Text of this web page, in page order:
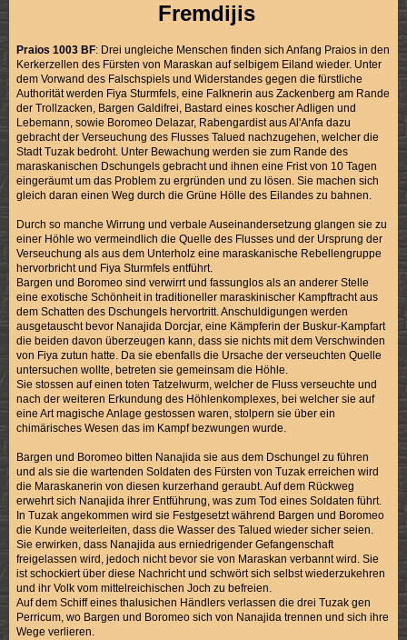
Fremdijis
Praios 1003 BF: Drei ungleiche Menschen finden sich Anfang Praios in den
Kerkerzellen des Fürsten von Maraskan auf selbigem Eiland wieder. Unter
dem Vorwand des Falschspiels und Widerstandes gegen die fürstliche
Authorität werden Fiya Sturmfels, eine Falknerin aus Zackenberg am Rande
der Trollzacken, Bargen Galdifrei, Bastard eines koscher Adligen und
Lebemann, sowie Boromeo Delazar, Rabengardist aus Al'Anfa dazu
gebracht der Verseuchung des Flusses Talued nachzugehen, welcher die
Stadt Tuzak bedroht. Unter Bewachung werden sie zum Rande des
maraskanischen Dschungels gebracht und ihnen eine Frist von 10 Tagen
eingeräumt um das Problem zu ergründen und zu lösen. Sie machen sich
gleich daran einen Weg durch die Grüne Hölle des Eilandes zu bahnen.
Durch so manche Wirrung und verbale Auseinandersetzung glangen sie zu
einer Höhle wo vermeindlich die Quelle des Flusses und der Ursprung der
Verseuchung als aus dem Unterholz eine maraskanische Rebellengruppe
hervorbricht und Fiya Sturmfels entführt.
Bargen und Boromeo sind verwirrt und fassunglos als an anderer Stelle
eine exotische Schönheit in traditioneller maraskinischer Kampftracht aus
dem Schatten des Dschungels hervortritt. Anschuldigungen werden
ausgetauscht bevor Nanajida Dorcjar, eine Kämpferin der Buskur-Kampfart
die beiden davon überzeugen kann, dass sie nichts mit dem Verschwinden
von Fiya zutun hatte. Da sie ebenfalls die Ursache der verseuchten Quelle
untersuchen wollte, betreten sie gemeinsam die Höhle.
Sie stossen auf einen toten Tatzelwurm, welcher de Fluss verseuchte und
nach der weiteren Erkundung des Höhlenkomplexes, bei welcher sie auf
eine Art magische Anlage gestossen waren, stolpern sie über ein
chimärisches Wesen das im Kampf bezwungen wurde.
Bargen und Boromeo bitten Nanajida sie aus dem Dschungel zu führen
und als sie die wartenden Soldaten des Fürsten von Tuzak erreichen wird
die Maraskanerin von diesen kurzerhand geraubt. Auf dem Rückweg
erwehrt sich Nanajida ihrer Entführung, was zum Tod eines Soldaten führt.
In Tuzak angekommen wird sie Festgesetzt während Bargen und Boromeo
die Kunde weiterleiten, dass die Wasser des Talued wieder sicher seien.
Sie erwirken, dass Nanajida aus erniedrigender Gefangenschaft
freigelassen wird, jedoch nicht bevor sie von Maraskan verbannt wird. Sie
ist schockiert über diese Nachricht und schwört sich selbst wiederzukehren
und ihr Volk vom mittelreichischen Joch zu befreien.
Auf dem Schiff eines thalusichen Händlers verlassen die drei Tuzak gen
Perricum, wo Bargen und Boromeo sich von Nanajida trennen und sich ihre
Wege verlieren.